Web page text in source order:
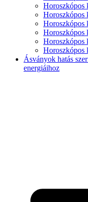
Horoszkópos
Horoszkópos
Horoszkópos
Horoszkópos
Horoszkópos
Horoszkópos
Ásványok hatás
energiáihoz